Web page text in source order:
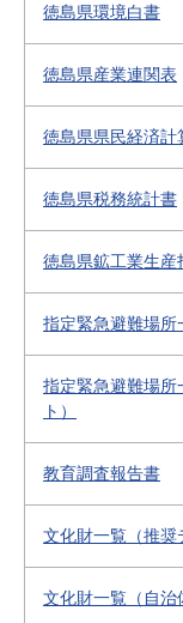
徳島県環境白書
徳島県産業連関表
徳島県県民経済計
徳島県税務統計書
徳島県鉱工業生産
指定緊急避難場所
指定緊急避難場所
ト）
教育調査報告書
文化財一覧（推奨
文化財一覧（自治